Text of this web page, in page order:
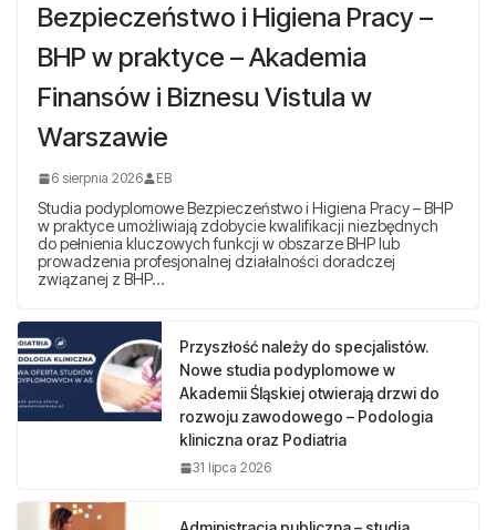
Bezpieczeństwo i Higiena Pracy –
BHP w praktyce – Akademia
Finansów i Biznesu Vistula w
Warszawie
6 sierpnia 2026 EB
Studia podyplomowe Bezpieczeństwo i Higiena Pracy – BHP
w praktyce umożliwiają zdobycie kwalifikacji niezbędnych
do pełnienia kluczowych funkcji w obszarze BHP lub
prowadzenia profesjonalnej działalności doradczej
związanej z BHP…
Przyszłość należy do specjalistów.
Nowe studia podyplomowe w
Akademii Śląskiej otwierają drzwi do
rozwoju zawodowego – Podologia
kliniczna oraz Podiatria
31 lipca 2026